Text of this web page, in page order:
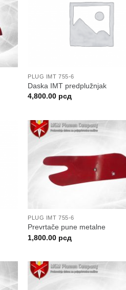
PLUG IMT 755-6
Daska IMT predplužnjak
4,800.00 рсд
PLUG IMT 755-6
Prevrtače pune metalne
1,800.00 рсд